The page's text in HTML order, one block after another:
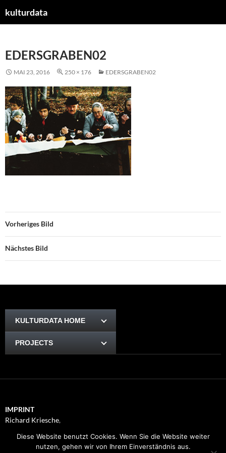
kulturdata
EDERSGRABEN02
MAI 23, 2016 250 × 176 EDERSGRABEN02
Vorheriges Bild
Nächstes Bild
KULTURDATA HOME
PROJECTS
IMPRINT
Richard Kriesche,
GrazDiese Website benutzt Cookies. Wenn Sie die Website weiter
nutzen, gehen wir von Ihrem Einverständnis aus.